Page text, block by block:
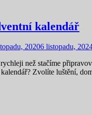
kalendář
20206 listopadu,
než stačíme
Zvolíte luštění,